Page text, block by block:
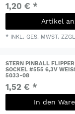
1,20 € *
Artikel
* INKL. GES. MWST.
STERN PINBALL
SOCKEL #555 6,3V
033-08
1,52 € *
In den